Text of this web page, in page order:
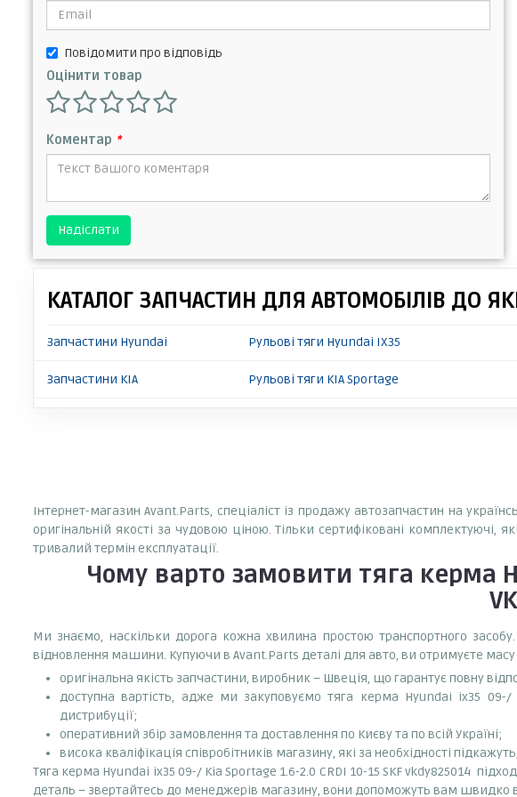
Повідомити про відповідь
Оцінити товар
Коментар *
Надіслати
КАТАЛОГ ЗАПЧАСТИН ДЛЯ АВТОМОБІЛІВ ДО
Запчастини Hyundai Рульові тяги Hyundai IX35
Запчастини KIA Рульові тяги KIA Sportage
Інтернет-магазин Avant.Parts, спеціаліст із продажу автозапчастин на
оригінальній якості за чудовою ціною. Тільки сертифіковані комплектуючі,
тривалий термін експлуатації.
Чому варто замовити тяга керма
Ми знаємо, наскільки дорога кожна хвилина простою транспортного
відновлення машини. Купуючи в Avant.Parts деталі для авто, ви отримуєте масу
оригінальна якість запчастини, виробник – Швеція, що гарантує повну
доступна вартість, адже ми закуповуємо тяга керма Hyundai ix35 09-/
дистрибуції;
оперативний збір замовлення та доставлення по Києву та по всій Україні;
висока кваліфікація співробітників магазину, які за необхідності
Тяга керма Hyundai ix35 09-/ Kia Sportage 1.6-2.0 CRDI 10-15 SKF vkdy825014
деталь – звертайтесь до менеджерів магазину, вони допоможуть вам